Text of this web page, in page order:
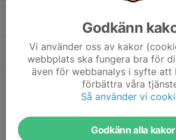
Fre
Godkänn
Vi använder oss av kakor
webbplats ska fungera bra för
även för webbanalys i syfte att
förbättra våra
Så använder vi
Godkänn alla kakor